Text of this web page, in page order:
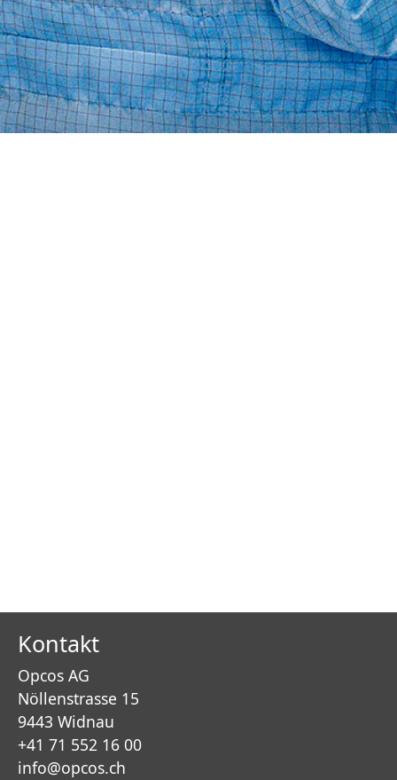
Kontakt
Opcos AG
Nöllenstrasse 15
9443 Widnau
+41 71 552 16 00
info@opcos.ch